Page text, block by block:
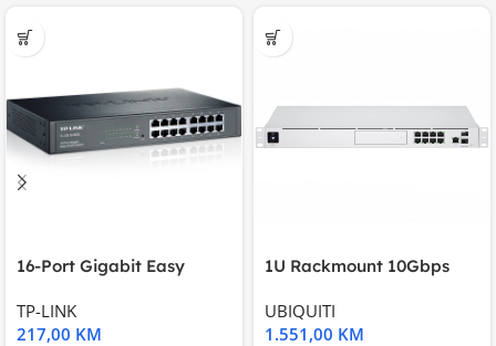
16-Port Gigabit Easy
TP-LINK
217,00 KM
1U Rackmount 10Gbps
UBIQUITI
1.551,00 KM